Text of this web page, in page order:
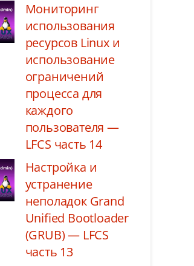
Мониторинг
использования
ресурсов Linux и
использование
ограничений
процесса для
каждого
пользователя —
LFCS часть 14
Настройка и
устранение
неполадок Grand
Unified Bootloader
(GRUB) — LFCS
часть 13